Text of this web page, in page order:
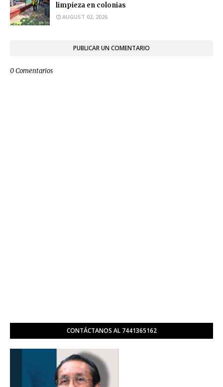
limpieza en colonias
AUGUST 02, 2026
PUBLICAR UN COMENTARIO
0 Comentarios
CONTÁCTANOS AL 7441365162